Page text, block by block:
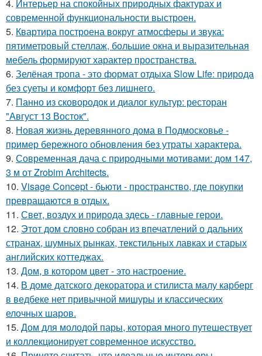
4. Интерьер на спокойных природных фактурах и
современной функциональности выстроен.
5. Квартира построена вокруг атмосферы и звука:
пятиметровый стеллаж, большие окна и выразительная
мебель формируют характер пространства.
6. Зелёная тропа - это формат отдыха Slow Life: природа
без суеты и комфорт без лишнего.
7. Панно из сковородок и диалог культур: ресторан
"Август 13 Восток".
8. Новая жизнь деревянного дома в Подмосковье -
пример бережного обновления без утраты характера.
9. Современная дача с природными мотивами: дом 147,
3 м от Zrobim Architects.
10. Visage Concept - бьюти - пространство, где покупки
превращаются в отдых.
11. Свет, воздух и природа здесь - главные герои.
12. Этот дом словно собран из впечатлений о дальних
странах, шумных рынках, текстильных лавках и старых
английских коттеджах.
13. Дом, в котором цвет - это настроение.
14. В доме датского декоратора и стилиста малу карберг
в ведбеке нет привычной мишуры и классических
елочных шаров.
15. Дом для молодой пары, которая много путешествует
и коллекционирует современное искусство.